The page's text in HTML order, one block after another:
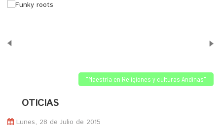
"Maestría en Religiones y culturas Andinas"
OTICIAS
Lunes, 28 de Julio de 2015